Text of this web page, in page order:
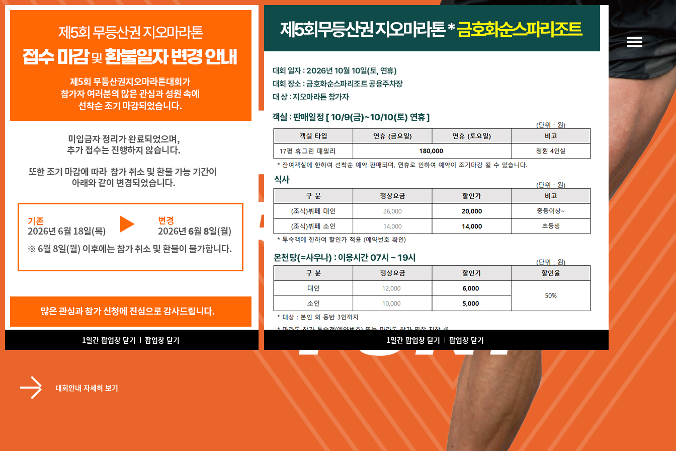
1일간 팝업창 닫기 팝업창 닫기 1일간 팝업창 닫기 팝업창 닫기
대회안내 대회코스 참가신청 대회기록 커뮤니티
유네스코 세계지질공원 재인증
2026 제5회 무등산권 지오마라톤
대회안내 자세히 보기